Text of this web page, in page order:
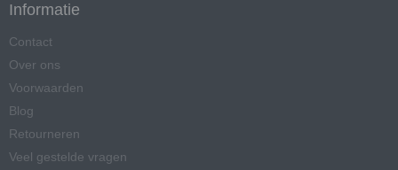
Informatie
Contact
Over ons
Voorwaarden
Blog
Retourneren
Veel gestelde vragen